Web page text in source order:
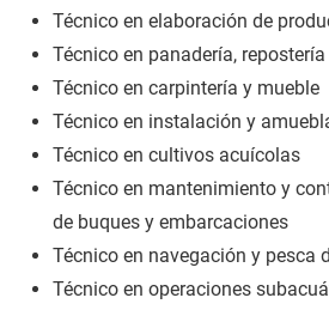
Técnico en elaboración de
Técnico en panadería,
Técnico en carpintería y mueble
Técnico en instalación y
Técnico en cultivos acuícolas
Técnico en mantenimiento y
de buques y embarcaciones
Técnico en navegación y pesca
Técnico en operaciones